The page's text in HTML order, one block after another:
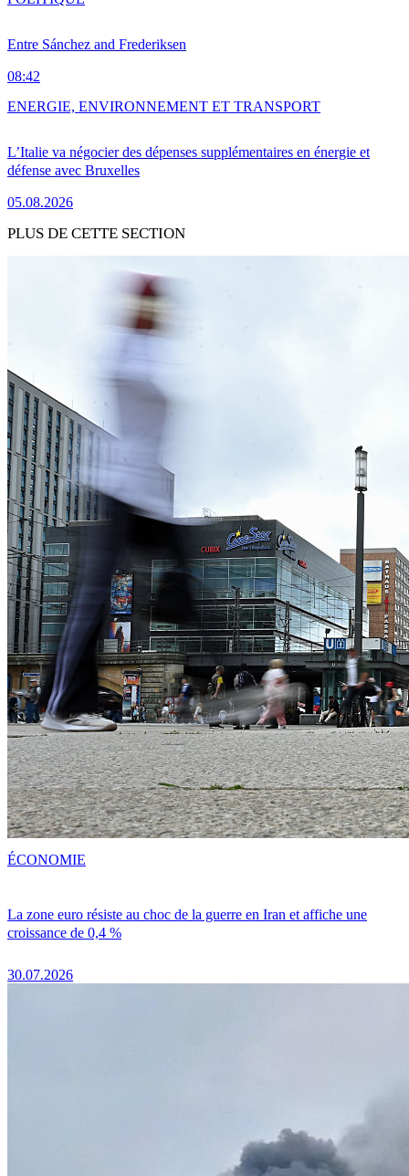
Entre Sánchez and Frederiksen
08:42
L’Italie va négocier des dépenses supplémentaires en énergie et
défense avec Bruxelles
05.08.2026
ENERGIE, ENVIRONNEMENT ET TRANSPORT
PLUS DE CETTE SECTION
La zone euro résiste au choc de la guerre en Iran et affiche une
croissance de 0,4 %
30.07.2026
ÉCONOMIE